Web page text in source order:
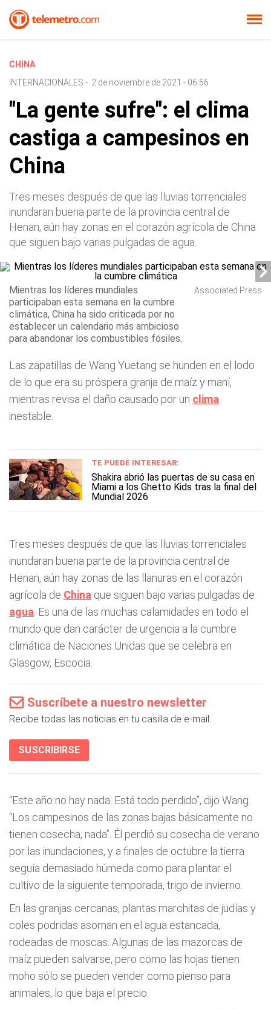
CHINA
INTERNACIONALES - 2 de noviembre de 2021 - 06:56
"La gente sufre": el clima
castiga a campesinos en
China
Tres meses después de que las lluvias torrenciales
inundaran buena parte de la provincia central de
Henan, aún hay zonas en el corazón agrícola de China
que siguen bajo varias pulgadas de agua.
Mientras los líderes mundiales
participaban esta semana en la cumbre
climática, China ha sido criticada por no
establecer un calendario más ambicioso
para abandonar los combustibles fósiles.
Associated Press
Las zapatillas de Wang Yuetang se hunden en el lodo
de lo que era su próspera granja de maíz y maní,
mientras revisa el daño causado por un clima
inestable.
TE PUEDE INTERESAR:
Shakira abrió las puertas de su casa en
Miami a los Ghetto Kids tras la final del
Mundial 2026
Tres meses después de que las lluvias torrenciales
inundaran buena parte de la provincia central de
Henan, aún hay zonas de las llanuras en el corazón
agrícola de China que siguen bajo varias pulgadas de
agua . Es una de las muchas calamidades en todo el
mundo que dan carácter de urgencia a la cumbre
climática de Naciones Unidas que se celebra en
Glasgow, Escocia.
Suscríbete a nuestro newsletter
Recibe todas las noticias en tu casilla de e-mail.
SUSCRIBIRSE
“Este año no hay nada. Está todo perdido”, dijo Wang.
“Los campesinos de las zonas bajas básicamente no
tienen cosecha, nada”. Él perdió su cosecha de verano
por las inundaciones, y a finales de octubre la tierra
seguía demasiado húmeda como para plantar el
cultivo de la siguiente temporada, trigo de invierno.
En las granjas cercanas, plantas marchitas de judías y
coles podridas asoman en el agua estancada,
rodeadas de moscas. Algunas de las mazorcas de
maíz pueden salvarse, pero como las hojas tienen
moho sólo se pueden vender como pienso para
animales, lo que baja el precio.